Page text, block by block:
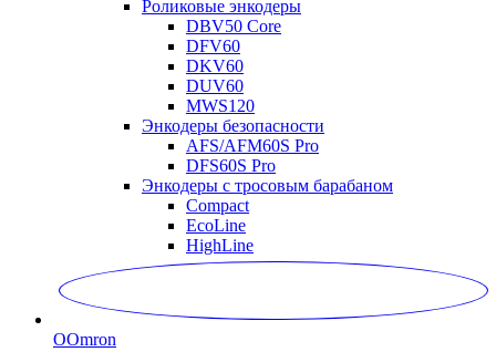
Роликовые энкодеры
DBV50 Core
DFV60
DKV60
DUV60
MWS120
Энкодеры безопасности
AFS/AFM60S Pro
DFS60S Pro
Энкодеры с тросовым барабаном
Compact
EcoLine
HighLine
OOmron